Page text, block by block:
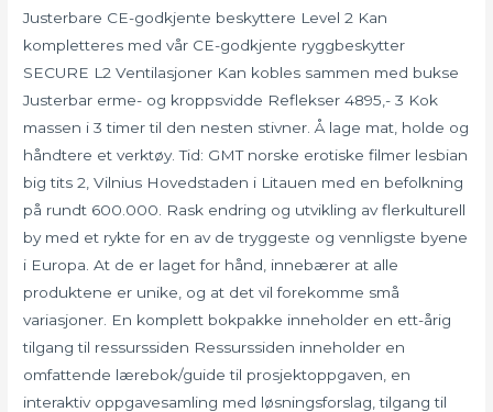
Justerbare CE-godkjente beskyttere Level 2 Kan
kompletteres med vår CE-godkjente ryggbeskytter
SECURE L2 Ventilasjoner Kan kobles sammen med bukse
Justerbar erme- og kroppsvidde Reflekser 4895,- 3 Kok
massen i 3 timer til den nesten stivner. Å lage mat, holde og
håndtere et verktøy. Tid: GMT norske erotiske filmer lesbian
big tits 2, Vilnius Hovedstaden i Litauen med en befolkning
på rundt 600.000. Rask endring og utvikling av flerkulturell
by med et rykte for en av de tryggeste og vennligste byene
i Europa. At de er laget for hånd, innebærer at alle
produktene er unike, og at det vil forekomme små
variasjoner. En komplett bokpakke inneholder en ett-årig
tilgang til ressurssiden Ressurssiden inneholder en
omfattende lærebok/guide til prosjektoppgaven, en
interaktiv oppgavesamling med løsningsforslag, tilgang til